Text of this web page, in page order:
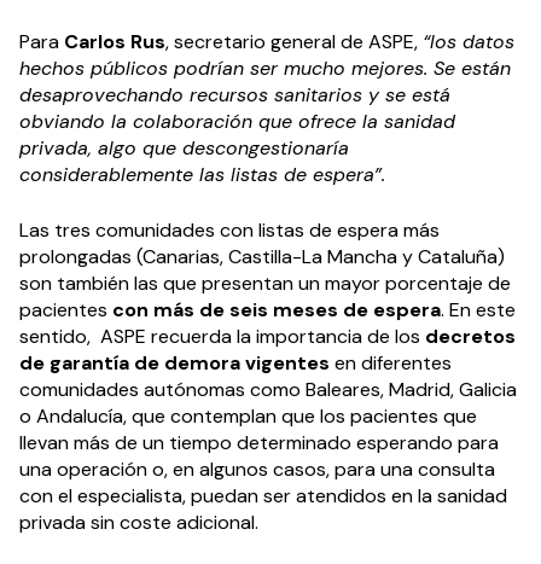
Para Carlos Rus, secretario general de ASPE, “los datos
hechos públicos podrían ser mucho mejores. Se están
desaprovechando recursos sanitarios y se está
obviando la colaboración que ofrece la sanidad
privada, algo que descongestionaría
considerablemente las listas de espera”.
Las tres comunidades con listas de espera más
prolongadas (Canarias, Castilla-La Mancha y Cataluña)
son también las que presentan un mayor porcentaje de
pacientes con más de seis meses de espera. En este
sentido, ASPE recuerda la importancia de los decretos
de garantía de demora vigentes en diferentes
comunidades autónomas como Baleares, Madrid, Galicia
o Andalucía, que contemplan que los pacientes que
llevan más de un tiempo determinado esperando para
una operación o, en algunos casos, para una consulta
con el especialista, puedan ser atendidos en la sanidad
privada sin coste adicional.